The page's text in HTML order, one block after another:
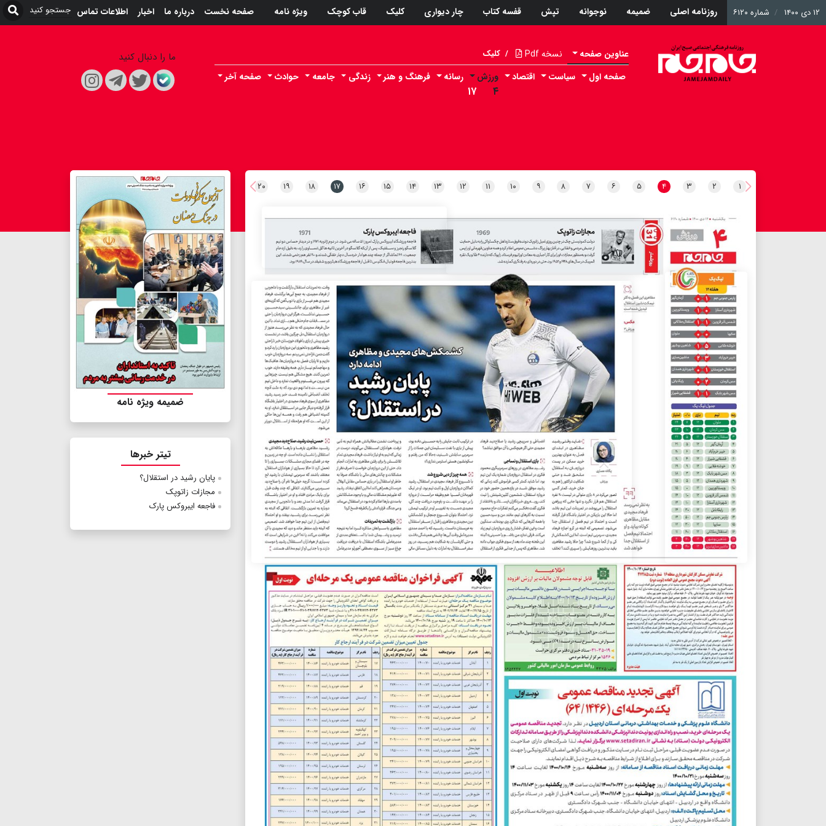
۱۲ دی ۱۴۰۰ شماره ۶۱۲۰ روزنامه اصلی ضمیمه نوجوانه تپش قفسه کتاب چار دیواری کلیک قاب کوچک ویژه نامه صفحه نخست درباره ما اخبار اطلاعات تماس
عناوین صفحه نسخه Pdf / کلیک
صفحه اول سیاست اقتصاد ورزش
۴ ۱۷
رسانه فرهنگ و هنر زندگی جامعه حوادث صفحه آخر
ما را دنبال کنید
۱ ۲ ۳ ۴ ۵ ۶ ۷ ۸ ۹ ۱۰ ۱۱ ۱۲ ۱۳ ۱۴ ۱۵ ۱۶ ۱۷ ۱۸ ۱۹ ۲۰
ضمیمه ویژه نامه
تیتر خبرها
پایان رشید در استقلال؟
مجازات زاتوپک
فاجعه ایبروکس پارک